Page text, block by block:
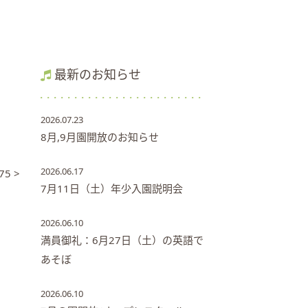
>
最新のお知らせ
2026.07.23
8月,9月園開放のお知らせ
2026.06.17
7月11日（土）年少入園説明会
2026.06.10
満員御礼：6月27日（土）の英語で
あそぼ
2026.06.10